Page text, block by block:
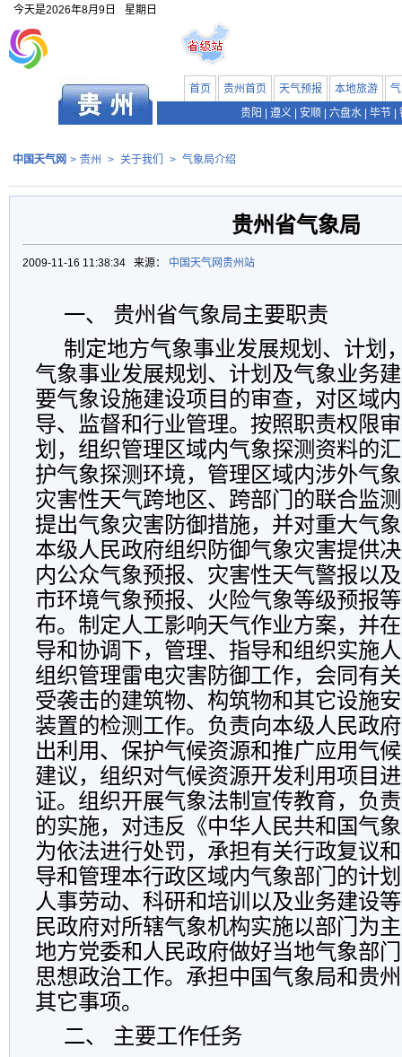
今天是2026年8月9日 星期日
首页 贵州首页 天气预报 本地旅游
贵阳
遵义 安顺 六盘水 毕节
中国天气网 > 贵州 > 关于我们 > 气象局介绍
贵州省气象局
2009-11-16 11:38:34 来源： 中国天气网贵州站
一、 贵州省气象局主要职责
制定地方气象事业发展规划、计划
气象事业发展规划、计划及气象业务
要气象设施建设项目的审查，对区域
导、监督和行业管理。按照职责权限
划，组织管理区域内气象探测资料的
护气象探测环境，管理区域内涉外气
灾害性天气跨地区、跨部门的联合监
提出气象灾害防御措施，并对重大气
本级人民政府组织防御气象灾害提供
内公众气象预报、灾害性天气警报以
市环境气象预报、火险气象等级预报
布。制定人工影响天气作业方案，并
导和协调下，管理、指导和组织实施
组织管理雷电灾害防御工作，会同有
受袭击的建筑物、构筑物和其它设施
装置的检测工作。负责向本级人民政
出利用、保护气候资源和推广应用气
建议，组织对气候资源开发利用项目
证。组织开展气象法制宣传教育，负
的实施，对违反《中华人民共和国气
为依法进行处罚，承担有关行政复议
导和管理本行政区域内气象部门的计
人事劳动、科研和培训以及业务建设
民政府对所辖气象机构实施以部门为
地方党委和人民政府做好当地气象部
思想政治工作。承担中国气象局和贵
其它事项。
二、 主要工作任务